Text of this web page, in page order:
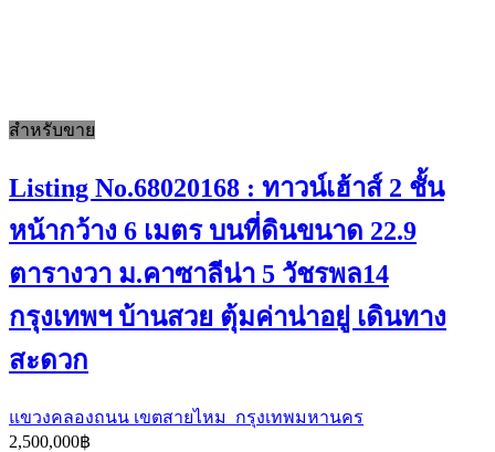
สำหรับขาย
Listing No.68020168 : ทาวน์เฮ้าส์ 2 ชั้น
หน้ากว้าง 6 เมตร บนที่ดินขนาด 22.9
ตารางวา ม.คาซาลีน่า 5 วัชรพล14
กรุงเทพฯ บ้านสวย ตุ้มค่าน่าอยู่ เดินทาง
สะดวก
แขวงคลองถนน เขตสายไหม กรุงเทพมหานคร
2,500,000฿